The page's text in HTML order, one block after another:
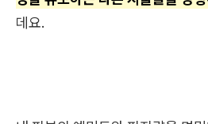
데요.